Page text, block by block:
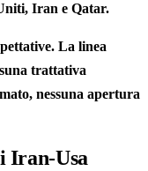
Iran e Qatar.
La linea
trattativa
nessuna apertura
Iran-Usa